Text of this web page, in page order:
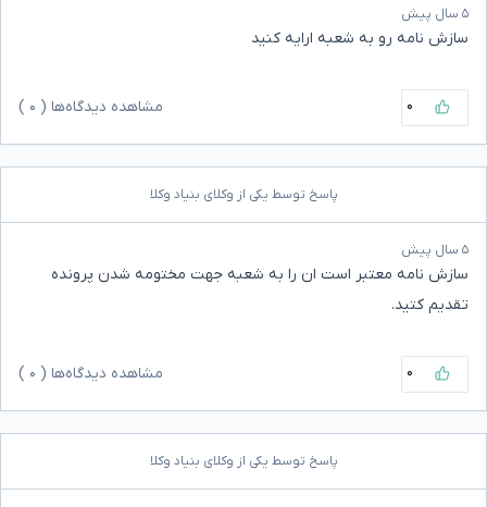
۵ سال پیش
سازش نامه رو به شعبه ارایه کنید
۰ مشاهده دیدگاه‌ها ( ۰
پاسخ توسط یکی از وکلای بنیاد وکلا
۵ سال پیش
سازش نامه معتبر است ان را به شعبه جهت مختومه شدن پرونده
تقدیم کتید.
۰ مشاهده دیدگاه‌ها ( ۰
پاسخ توسط یکی از وکلای بنیاد وکلا